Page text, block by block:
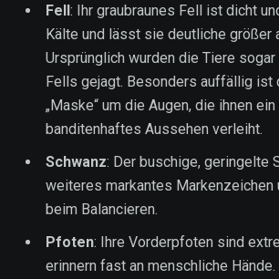
Fell: Ihr graubraunes Fell ist dicht
Kälte und lässt sie deutliche größer
Ursprünglich wurden die Tiere
Fells gejagt. Besonders auffällig ist
„Maske“ um die Augen, die ihnen
banditenhaftes Aussehen verleiht.
Schwanz: Der buschige, geringelte
weiteres markantes Markenzeichen
beim Balancieren.
Pfoten: Ihre Vorderpfoten sind
erinnern fast an menschliche